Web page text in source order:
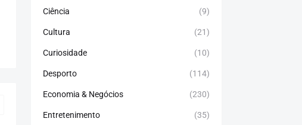
Ciência (9)
Cultura (21)
Curiosidade (10)
Desporto (114)
Economia & Negócios (230)
Entretenimento (35)